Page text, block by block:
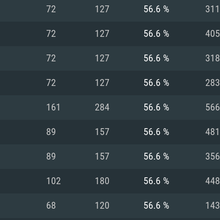
Resolução
Recomendado
superior
Memória: 16 GB
Placa Gráfica:
Nvidia GeForce
(Intel Xeon
Metal.
Recomendado
mais recente
Processador:
Memória: 8 GB
Placa Gráfica:
suporte Metal.
Network:
drivers mais
equivalentes
mínima
Recomendado
recentes (não
AMD (Radeon
Vulkan.
72 127 56.6 % 311
72 127 56.6 % 405
72 127 56.6 % 318
72 127 56.6 % 283
161 284 56.6 % 566
89 157 56.6 % 481
89 157 56.6 % 356
102 180 56.6 % 448
68 120 56.6 % 143